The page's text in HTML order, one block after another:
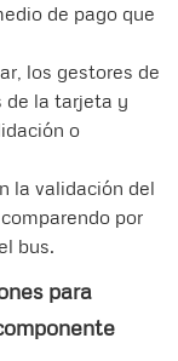
de pago que
los gestores de
de la tarjeta y
o
la validación del
por
bus.
para